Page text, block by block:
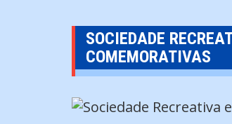
SOCIEDADE
COMEMORATIVAS